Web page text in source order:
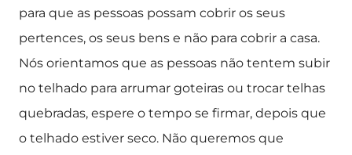
para que as pessoas possam cobrir os seus
pertences, os seus bens e não para cobrir a casa.
Nós orientamos que as pessoas não tentem subir
no telhado para arrumar goteiras ou trocar telhas
quebradas, espere o tempo se firmar, depois que
o telhado estiver seco. Não queremos que